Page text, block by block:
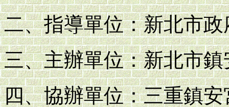
二、指導單位：新北市政
三、主辦單位：新北市
四、協辦單位：三重鎮